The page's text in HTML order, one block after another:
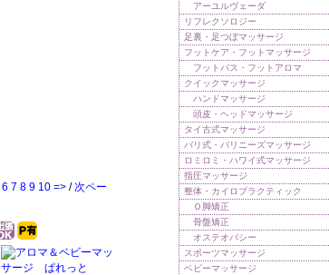
6 7 8 9 10 => / 次ペー
アーユルヴェーダ
リフレクソロジー
足裏・足つぼマッサージ
フットケア・フットマッサージ
フットバス・フットアロマ
クイックマッサージ
ハンドマッサージ
頭皮・ヘッドマッサージ
タイ古式マッサージ
バリ式・バリニーズマッサージ
ロミロミ・ハワイ式マッサージ
指圧マッサージ
整体・カイロプラクティック
Ｏ脚矯正
骨盤矯正
オステオパシー
スポーツマッサージ
ベビーマッサージ